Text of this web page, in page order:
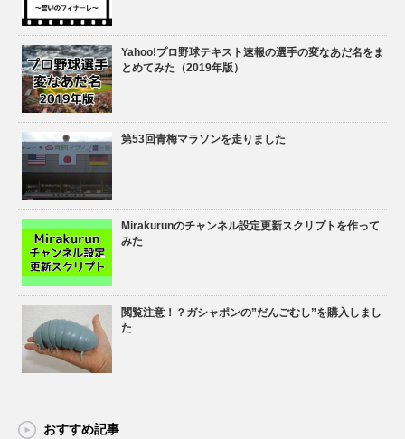
Yahoo!プロ野球テキスト速報の選手の変なあだ名をま
とめてみた（2019年版）
第53回青梅マラソンを走りました
Mirakurunのチャンネル設定更新スクリプトを作って
みた
閲覧注意！？ガシャポンの”だんごむし”を購入しまし
た
おすすめ記事